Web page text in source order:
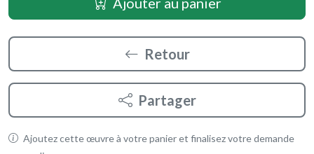
Retour
Partager
Ajoutez cette œuvre à votre panier et finalisez votre demande